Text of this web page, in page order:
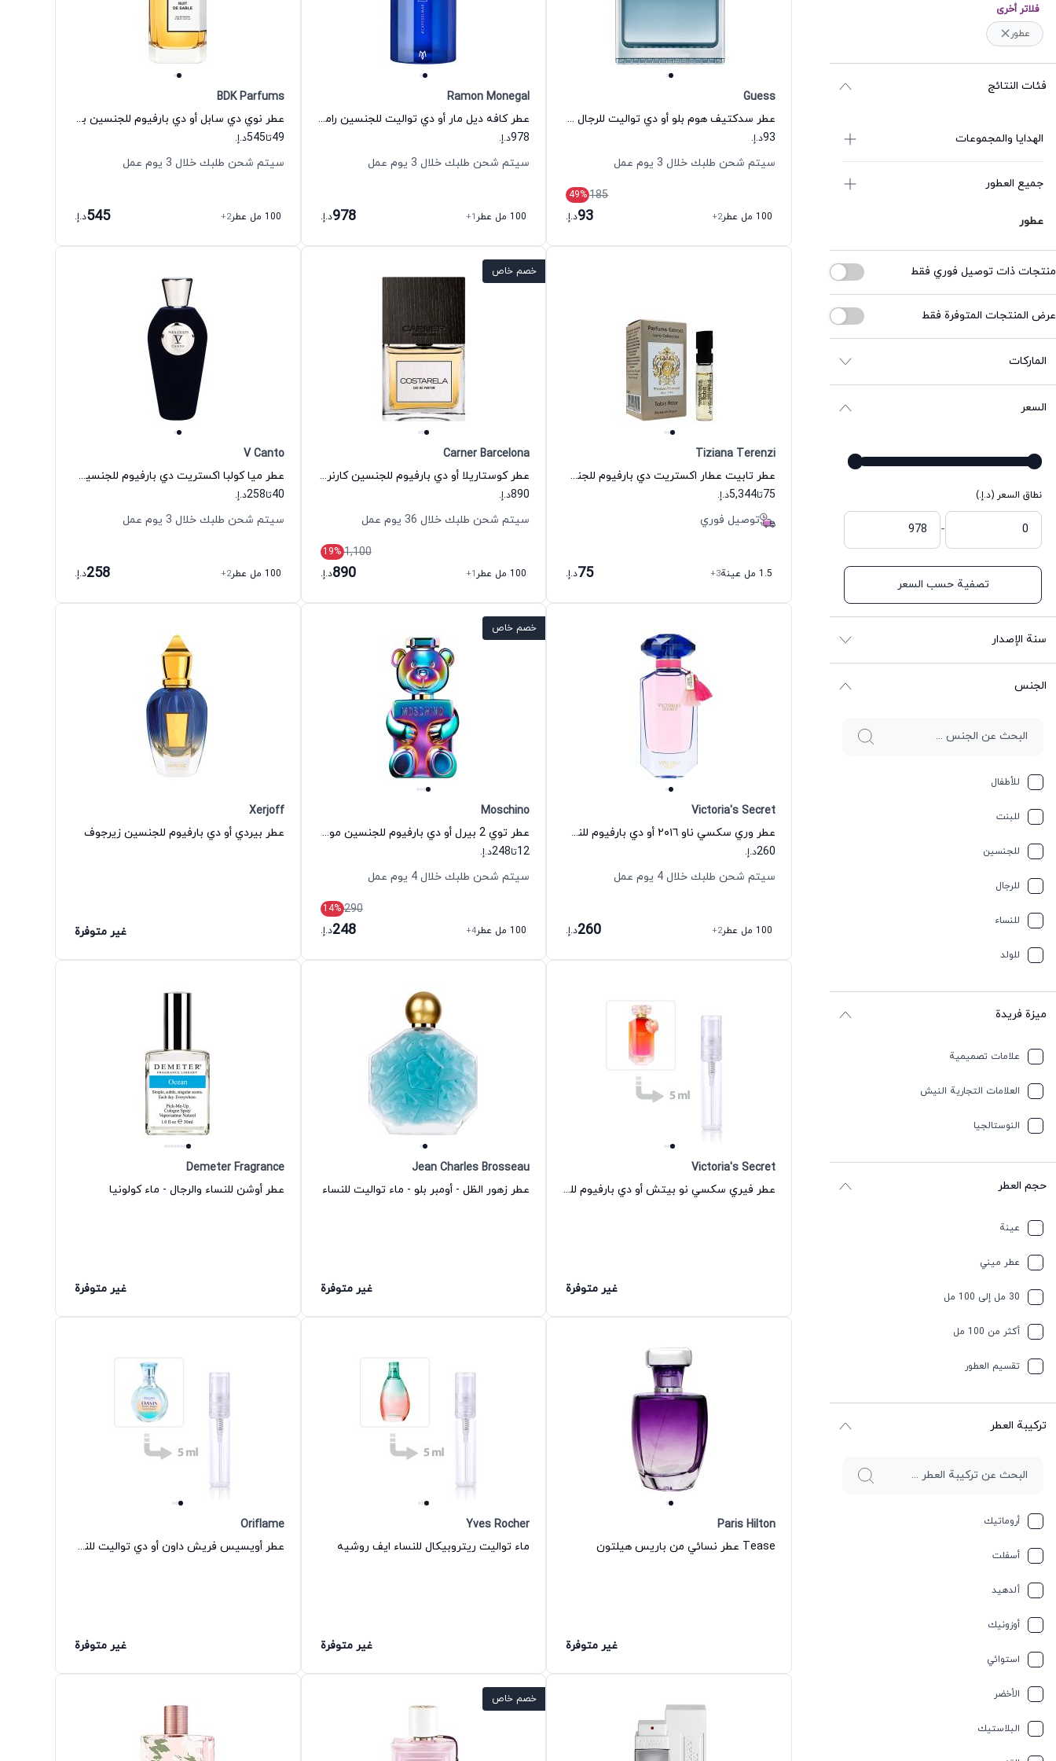
فلاتر أخرى
عطور
فئات النتائج
الهدايا والمجموعات
جميع العطور
عطور
منتجات ذات توصيل فوري فقط
عرض المنتجات المتوفرة فقط
الماركات
السعر
نطاق السعر (د.إ.)
-
تصفية حسب السعر
سنة الإصدار
الجنس
للأطفال
للبنت
للجنسين
للرجال
للنساء
للولد
ميزة فريدة
علامات تصميمية
العلامات التجارية النيش
النوستالجيا
حجم العطر
عينة
عطر ميني
30 مل إلى 100 مل
أكثر من 100 مل
تقسیم العطور
ترکیبة العطر
أروماتيك
أسفلت
ألدهيد
أوزونيك
استوائي
الأخضر
البلاستيك
Guess
عطر سدكتيف هوم بلو أو دي تواليت للرجال جيس
93د.إ.
سيتم شحن طلبك خلال 3 يوم عمل
185
49%
100 مل عطر
+2
93د.إ.
Ramon Monegal
عطر كافه ديل مار أو دي تواليت للجنسين رامون مونيجال
978د.إ.
سيتم شحن طلبك خلال 3 يوم عمل
100 مل عطر +1
978د.إ.
BDK Parfums
عطر نوي دي سابل أو دي بارفيوم للجنسين بي دي كي بارفيومز
49تا545د.إ.
سيتم شحن طلبك خلال 3 يوم عمل
100 مل عطر +2
545د.إ.
Tiziana Terenzi
عطر تابيت عطار اكستريت دي بارفيوم للجنسين تيزيانا تيرنزي
75تا5,344د.إ.
توصيل فوري
1.5 مل عينة +3
75د.إ.
خصم خاص
Carner Barcelona
عطر كوستاريلا أو دي بارفيوم للجنسين كارنر برشلونة
890د.إ.
سيتم شحن طلبك خلال 36 يوم عمل
1,100
19%
100 مل عطر
+1
890د.إ.
V Canto
عطر ميا كولبا اكستريت دي بارفيوم للجنسين فينتو كانتو
40تا258د.إ.
سيتم شحن طلبك خلال 3 يوم عمل
100 مل عطر +2
258د.إ.
Victoria's Secret
عطر وري سكسي ناو ٢٠١٦ أو دي بارفيوم للنساء فيكتوريا سيكريت
260د.إ.
سيتم شحن طلبك خلال 4 يوم عمل
100 مل عطر +2
260د.إ.
خصم خاص
Moschino
عطر توي 2 بيرل أو دي بارفيوم للجنسين موسكينو
12تا248د.إ.
سيتم شحن طلبك خلال 4 يوم عمل
290
14%
100 مل عطر
+4
248د.إ.
Xerjoff
عطر بيردي أو دي بارفيوم للجنسين زيرجوف
غير متوفرة
Victoria's Secret
عطر فيري سكسي نو بيتش أو دي بارفيوم للنساء فيكتوريا سيكريت
غير متوفرة
Jean Charles Brosseau
عطر زهور الظل - أومبر بلو - ماء تواليت للنساء
غير متوفرة
Demeter Fragrance
عطر أوشن للنساء والرجال - ماء كولونيا
غير متوفرة
Paris Hilton
Tease عطر نسائي من باريس هيلتون
غير متوفرة
Yves Rocher
ماء تواليت ريتروبيكال للنساء ايف روشيه
غير متوفرة
Oriflame
عطر أويسيس فريش داون أو دي تواليت للنساء أوريفليم
غير متوفرة
خصم خاص